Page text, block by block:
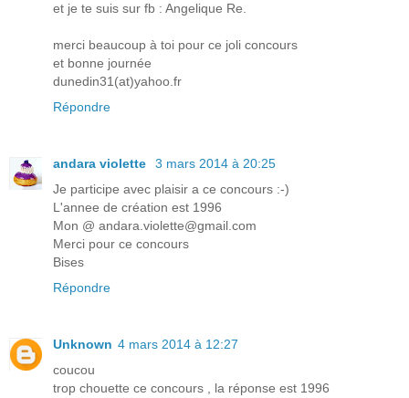
et je te suis sur fb : Angelique Re.
merci beaucoup à toi pour ce joli concours
et bonne journée
dunedin31(at)yahoo.fr
Répondre
andara violette
3 mars 2014 à 20:25
Je participe avec plaisir a ce concours :-)
L'annee de création est 1996
Mon @ andara.violette@gmail.com
Merci pour ce concours
Bises
Répondre
Unknown 4 mars 2014 à 12:27
coucou
trop chouette ce concours , la réponse est 1996